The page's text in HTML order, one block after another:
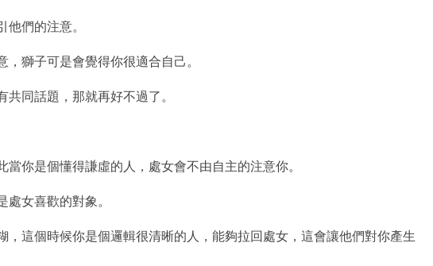
們的注意。
獅子可是會覺得你很適合自己。
同話題，那就再好不過了。
你是個懂得謙虛的人，處女會不由自主的注意你。
女喜歡的對象。
這個時候你是個邏輯很清晰的人，能夠拉回處女，這會讓他們對你產生